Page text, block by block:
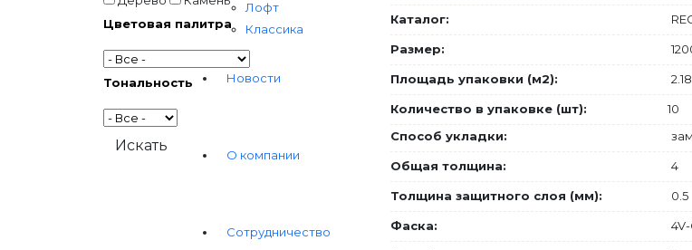
Лофт
Классика
Новости
О компании
Сотрудничество
Цветовая палитра
Тональность
Каталог:
Размер:
Площадь упаковки (м2): 2.18
Количество в упаковке (шт):
10
Способ укладки:
Общая толщина: 4
Толщина защитного слоя (мм): 0.5
Фаска: